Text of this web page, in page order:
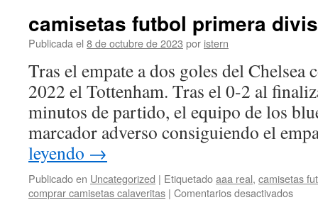
camisetas futbol primera
Publicada el 8 de octubre de 2023 por istern
Tras el empate a dos goles del Chelsea
2022 el Tottenham. Tras el 0-2 al
minutos de partido, el equipo de los
marcador adverso consiguiendo el
leyendo →
Publicado en Uncategorized | Etiquetadoaaa real, camisetas
comprar camisetas calaveritas | Comentarios desactivadosen